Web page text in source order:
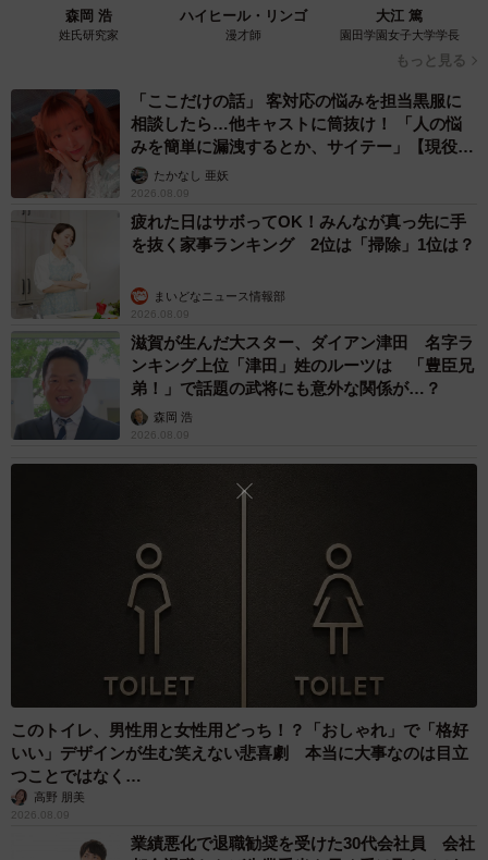
思っています」
ーー今回届いた荷物について、「中身はペットフードか
な」というリプライも寄せられていましたね。
「ペットフードではないのですが、我が家のワンコ３匹用
に新調した食器だったので、『惜しい！』という気持ちで
読んでました（笑）」
今回Amazonから届いた「食器」を使う予定の飼い主さんちの可愛いワン
コたち。左からしんくん、にんじゃくん（中央）、ちっぷちゃん（右）
（画像提供：ポメラニアンのにんじゃさん @motopii0331）
森岡 浩
姓氏研究家
ハイヒール・リンゴ
漫才師
大江 篤
園田学園女子大学学長
もっと見る
「ここだけの話」 客対応の悩みを担当黒服に
相談したら…他キャストに筒抜け！ 「人の悩
みを簡単に漏洩するとか、サイテー」【現役キ
ャストに取材】
たかなし 亜妖
2026.08.09
疲れた日はサボってOK！みんなが真っ先に手
を抜く家事ランキング 2位は「掃除」1位は？
まいどなニュース情報部
2026.08.09
滋賀が生んだ大スター、ダイアン津田 名字ラ
ンキング上位「津田」姓のルーツは 「豊臣兄
弟！」で話題の武将にも意外な関係が…？
森岡 浩
2026.08.09
このトイレ、男性用と女性用どっち！？「おしゃれ」で「格好
いい」デザインが生む笑えない悲喜劇 本当に大事なのは目立
つことではなく…
高野 朋美
2026.08.09
業績悪化で退職勧奨を受けた30代会社員 会社